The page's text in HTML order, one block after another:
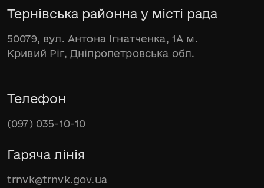
Тернівська районна у місті рада
50079, вул. Антона Ігнатченка, 1А м.
Кривий Ріг, Дніпропетровська обл.
Телефон
(097) 035-10-10
Гаряча лінія
trnvk@trnvk.gov.ua